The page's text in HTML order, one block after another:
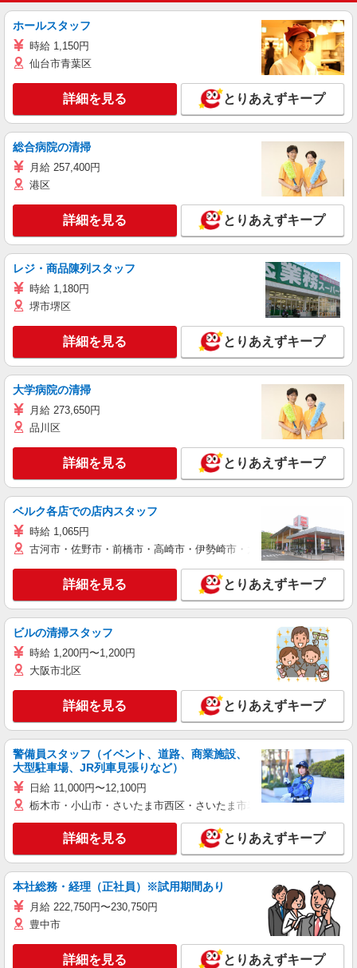
ホールスタッフ
時給 1,150円
仙台市青葉区
詳細を見る とりあえずキープ
総合病院の清掃
月給 257,400円
港区
詳細を見る とりあえずキープ
レジ・商品陳列スタッフ
時給 1,180円
堺市堺区
詳細を見る とりあえずキープ
大学病院の清掃
月給 273,650円
品川区
詳細を見る とりあえずキープ
ベルク各店での店内スタッフ
時給 1,065円
古河市・佐野市・前橋市・高崎市・伊勢崎市・太田市・館林市・藤
詳細を見る とりあえずキープ
ビルの清掃スタッフ
時給 1,200円〜1,200円
大阪市北区
詳細を見る とりあえずキープ
警備員スタッフ（イベント、道路、商業施設、
大型駐車場、JR列車見張りなど）
日給 11,000円〜12,100円
栃木市・小山市・さいたま市西区・さいたま市岩槻区・久喜市・蓮田
詳細を見る とりあえずキープ
本社総務・経理（正社員）※試用期間あり
月給 222,750円〜230,750円
豊中市
詳細を見る とりあえずキープ